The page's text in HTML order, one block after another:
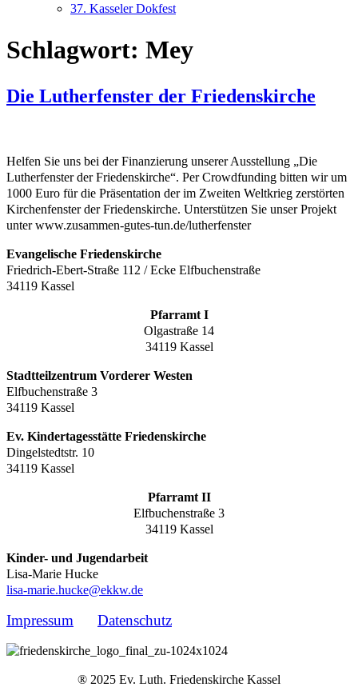
37. Kasseler Dokfest
Schlagwort: Mey
Die Lutherfenster der Friedenskirche
Helfen Sie uns bei der Finanzierung unserer Ausstellung „Die
Lutherfenster der Friedenskirche“. Per Crowdfunding bitten wir um
1000 Euro für die Präsentation der im Zweiten Weltkrieg zerstörten
Kirchenfenster der Friedenskirche. Unterstützen Sie unser Projekt
unter www.zusammen-gutes-tun.de/lutherfenster
Evangelische Friedenskirche
Friedrich-Ebert-Straße 112 / Ecke Elfbuchenstraße
34119 Kassel
Pfarramt I
Olgastraße 14
34119 Kassel
Stadtteilzentrum Vorderer Westen
Elfbuchenstraße 3
34119 Kassel
Ev. Kindertagesstätte Friedenskirche
Dingelstedtstr. 10
34119 Kassel
Pfarramt II
Elfbuchenstraße 3
34119 Kassel
Kinder- und Jugendarbeit
Lisa-Marie Hucke
lisa-marie.hucke@ekkw.de
Impressum Datenschutz
® 2025 Ev. Luth. Friedenskirche Kassel